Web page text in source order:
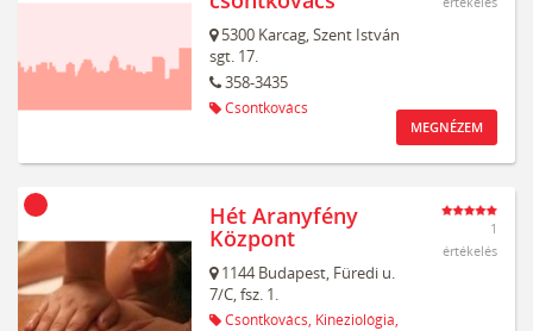
5300 Karcag,Szent István
sgt. 17.
358-3435
Csontkovács
MEGNÉZEM
Hét Aranyfény
Központ
1144 Budapest, Füredi u.
7/C, fsz. 1.
Csontkovács, Kineziológia,
1
értékelés